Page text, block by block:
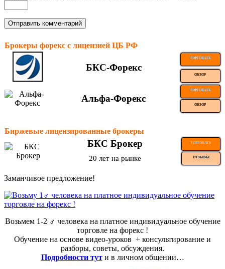
Брокеры форекс с лицензией ЦБ РФ
БКС-Форекс
ТОРГОВАТЬ
ОБЗОР
Альфа-Форекс
ТОРГОВАТЬ
ОБЗОР
Биржевые лицензированные брокеры
БКС Брокер ТОРГОВАТЬ
20 лет на рынке ОТЗЫВЫ
Заманчивое предложение!
Возьмем 1-2 ‍♂️ человека на платное индивидуальное обучение
торговле на форекс !
Обучение на основе видео-уроков ️ + консультирование и
разборы, советы, обсуждения.
Подробности тут и в личном общении…